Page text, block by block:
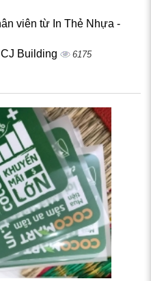
viên từ In Thẻ Nhựa -
Building 6175